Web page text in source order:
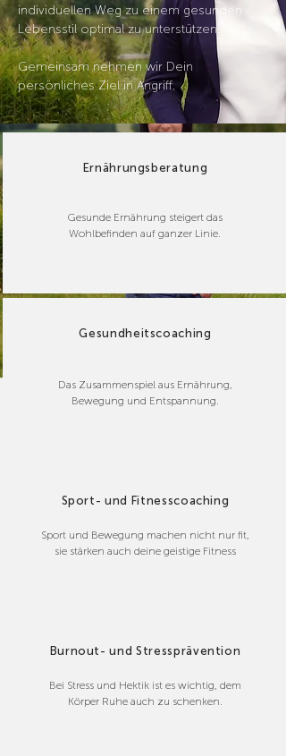
individuellen Weg zu einem gesunden
Lebensstiloptimalzu unterstützen.
Gemeinsam nehmen wir Dein
persönliches Ziel in Angriff.
Ernährungsberatung
Gesunde Ernährung steigert das
Wohlbefinden auf ganzer Linie.
Gesundheitscoaching
Das Zusammenspiel aus Ernährung,
Bewegung und Entspannung.
Sport- und Fitnesscoaching
Sport und Bewegung machen nicht nur fit,
sie stärken auch deine geistige Fitness
Burnout- und Stressprävention
Bei Stress und Hektik ist es wichtig, dem
Körper Ruhe auch zu schenken.